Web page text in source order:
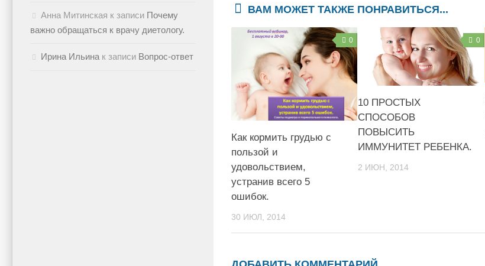
ВАМ МОЖЕТ ТАКЖЕ ПОНРАВИТЬСЯ...
0
Как кормить грудью с
пользой и
удовольствием,
устранив всего 5
ошибок.
30 ИЮЛ, 2014
0
10 ПРОСТЫХ
СПОСОБОВ
ПОВЫСИТЬ
ИММУНИТЕТ РЕБЕНКА.
2 ИЮН, 2014
Анна Митинская к записи Почему
важно обращаться к врачу диетологу.
Ирина Ильина к записи Вопрос-ответ